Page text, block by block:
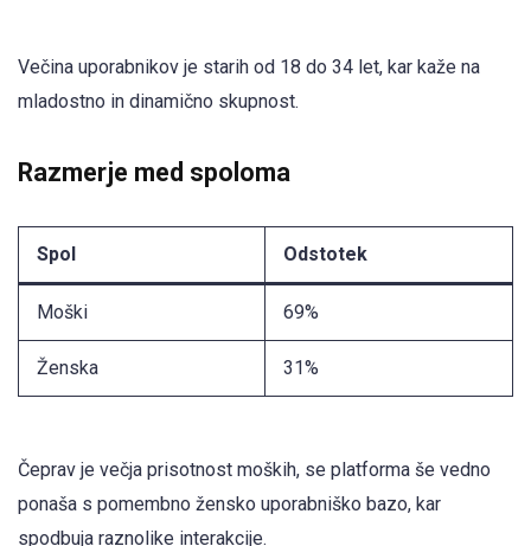
Večina uporabnikov je starih od 18 do 34 let, kar kaže na
mladostno in dinamično skupnost.
Razmerje med spoloma
Spol Odstotek
Moški 69%
Ženska 31%
Čeprav je večja prisotnost moških, se platforma še vedno
ponaša s pomembno žensko uporabniško bazo, kar
spodbuja raznolike interakcije.